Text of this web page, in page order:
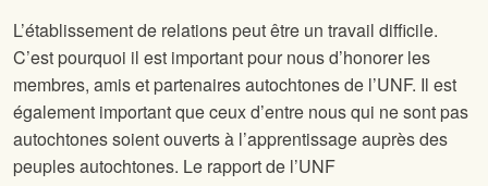
L’établissement de relations peut être un travail difficile.
C’est pourquoi il est important pour nous d’honorer les
membres, amis et partenaires autochtones de l’UNF. Il est
également important que ceux d’entre nous qui ne sont pas
autochtones soient ouverts à l’apprentissage auprès des
peuples autochtones. Le rapport de l’UNF